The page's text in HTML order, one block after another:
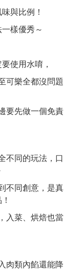
與比例！
樣優秀～
使用水唷，
可樂全都沒問題
要先做一個免責
不同的玩法，口
不同創意，是真
入菜、烘焙也當
肉類內餡還能降